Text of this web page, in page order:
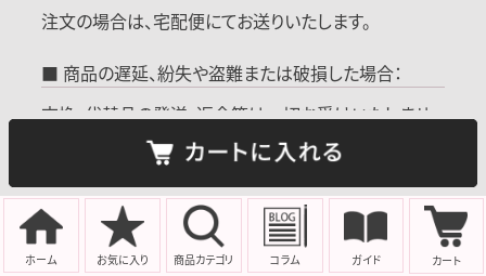
ホーム お気に入り 商品カテゴリ コラム ガイド カート
注文の場合は、宅配便にてお送りいたします。
■ 商品の遅延、紛失や盗難または破損した場合：
交換・代替品の発送・返金等は一切お受けいたしませ
んので、商品を確実にお受け取りになりたい場合は、宅
配便をお勧め致します。
■ メール便の場合ご注文後のお届け先変更対応がで